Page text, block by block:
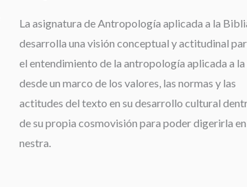
La asignatura de Antropología aplicada a la
desarrolla una visión conceptual y actitudinal
el entendimiento de la antropología aplicada a
desde un marco de los valores, las normas y las
actitudes del texto en su desarrollo cultural
de su propia cosmovisión para poder digerirla
nestra.